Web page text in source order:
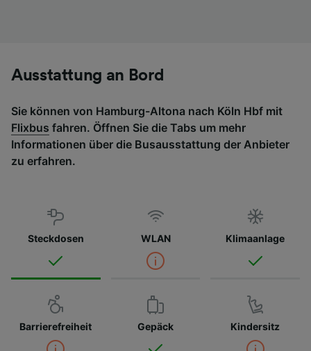
Ausstattung an Bord
Sie können von Hamburg-Altona nach Köln Hbf mit
Flixbus fahren. Öffnen Sie die Tabs um mehr
Informationen über die Busausstattung der Anbieter
zu erfahren.
Steckdosen WLAN Klimaanlage
Barrierefreiheit Gepäck Kindersitz